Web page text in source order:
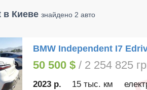
в Киеве знайдено 2 авто
BMW Independent I7
50 500 $/ 2 254 825
2023 р. 15 тыс. км